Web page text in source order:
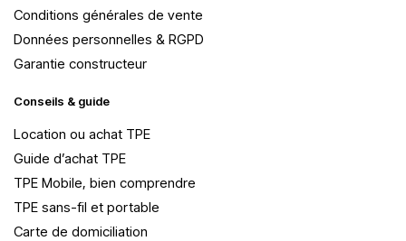
Conditions générales de vente
Données personnelles & RGPD
Garantie constructeur
Conseils & guide
Location ou achat TPE
Guide d’achat TPE
TPE Mobile, bien comprendre
TPE sans-fil et portable
Carte de domiciliation